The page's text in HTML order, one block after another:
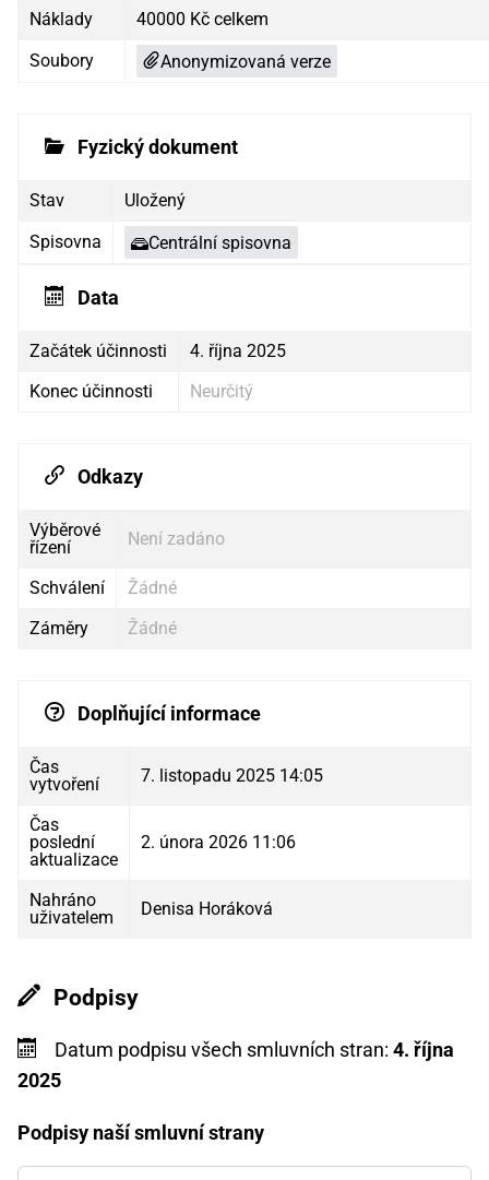
Náklady
40000 Kč celkem
Soubory
Anonymizovaná verze
Fyzický dokument
Stav
Uložený
Spisovna
Centrální spisovna
Data
Začátek účinnosti
4. října 2025
Konec účinnosti
Neurčitý
Odkazy
Výběrové
řízení
Není zadáno
Schválení
Žádné
Záměry
Žádné
Doplňující informace
Čas
vytvoření
7. listopadu 2025 14:05
Čas
poslední
aktualizace
2. února 2026 11:06
Nahráno
uživatelem
Denisa Horáková
Podpisy
Datum podpisu všech smluvních stran: 4. října
2025
Podpisy naší smluvní strany